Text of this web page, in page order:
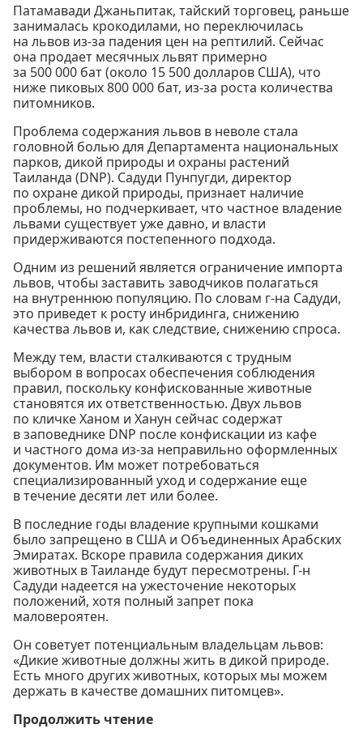
Патамавади Джаньпитак, тайский торговец, раньше
занималась крокодилами, но переключилась
на львов из-за падения цен на рептилий. Сейчас
она продает месячных львят примерно
за 500 000 бат (около 15 500 долларов США), что
ниже пиковых 800 000 бат, из-за роста количества
питомников.
Проблема содержания львов в неволе стала
головной болью для Департамента национальных
парков, дикой природы и охраны растений
Таиланда (DNP). Садуди Пунпугди, директор
по охране дикой природы, признает наличие
проблемы, но подчеркивает, что частное владение
львами существует уже давно, и власти
придерживаются постепенного подхода.
Одним из решений является ограничение импорта
львов, чтобы заставить заводчиков полагаться
на внутреннюю популяцию. По словам г-на Садуди,
это приведет к росту инбридинга, снижению
качества львов и, как следствие, снижению спроса.
Между тем, власти сталкиваются с трудным
выбором в вопросах обеспечения соблюдения
правил, поскольку конфискованные животные
становятся их ответственностью. Двух львов
по кличке Ханом и Ханун сейчас содержат
в заповеднике DNP после конфискации из кафе
и частного дома из-за неправильно оформленных
документов. Им может потребоваться
специализированный уход и содержание еще
в течение десяти лет или более.
В последние годы владение крупными кошками
было запрещено в США и Объединенных Арабских
Эмиратах. Вскоре правила содержания диких
животных в Таиланде будут пересмотрены. Г-н
Садуди надеется на ужесточение некоторых
положений, хотя полный запрет пока
маловероятен.
Он советует потенциальным владельцам львов:
«Дикие животные должны жить в дикой природе.
Есть много других животных, которых мы можем
держать в качестве домашних питомцев».
Продолжить чтение